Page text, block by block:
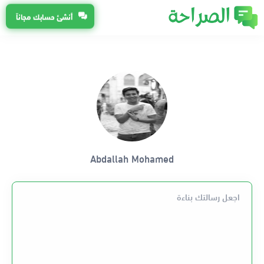
أنشئ حسابك مجاناً
Abdallah Mohamed